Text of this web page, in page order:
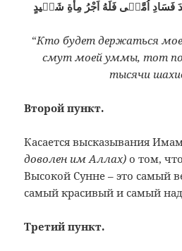
“Кто будет держаться
смут моей уммы, тот
тысячи
Второй пункт.
Касается высказывания
доволен им Аллах) о том,
Высокой Сунне – это самый
самый красивый и самый
Третий пункт.